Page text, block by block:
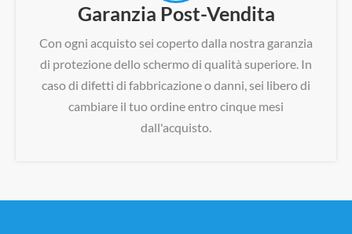
Garanzia Post-Vendita
Con ogni acquisto sei coperto dalla nostra garanzia
di protezione dello schermo di qualità superiore. In
caso di difetti di fabbricazione o danni, sei libero di
cambiare il tuo ordine entro cinque mesi
dall'acquisto.